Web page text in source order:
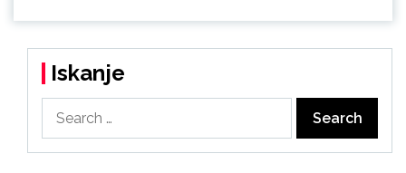
Iskanje
for: